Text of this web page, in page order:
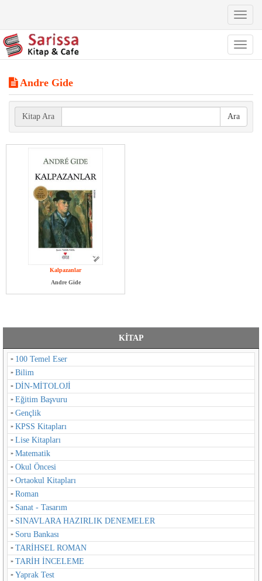
Toggle
Toggle
Andre Gide
Kitap Ara Ara
Kalpazanlar
Andre Gide
KİTAP
100 Temel Eser
Bilim
DİN-MİTOLOJİ
Eğitim Başvuru
Gençlik
KPSS Kitapları
Lise Kitapları
Matematik
Okul Öncesi
Ortaokul Kitapları
Roman
Sanat - Tasarım
SINAVLARA HAZIRLIK DENEMELER
Soru Bankası
TARİHSEL ROMAN
TARİH İNCELEME
Yaprak Test